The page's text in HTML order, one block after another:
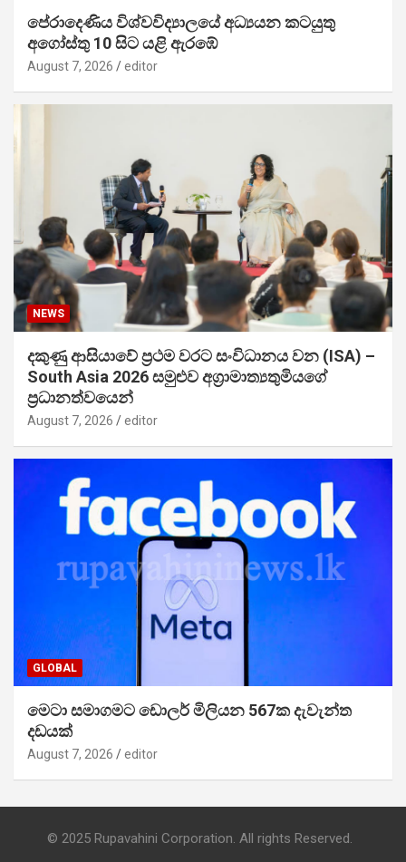
පේරාදෙණිය විශ්වවිද්‍යාලයේ අධ්‍යයන කටයුතු
අගෝස්තු 10 සිට යළි ඇරඹේ
August 7, 2026 editor
NEWS
දකුණු ආසියාවේ ප්‍රථම වරට සංවිධානය වන (ISA) –
South Asia 2026 සමුළුව අග්‍රාමාත්‍යතුමියගේ
ප්‍රධානත්වයෙන්
August 7, 2026 editor
GLOBAL
මෙටා සමාගමට ඩොලර් මිලියන 567ක දැවැන්ත
දඩයක්
August 7, 2026 editor
© 2025 Rupavahini Corporation. All rights Reserved.